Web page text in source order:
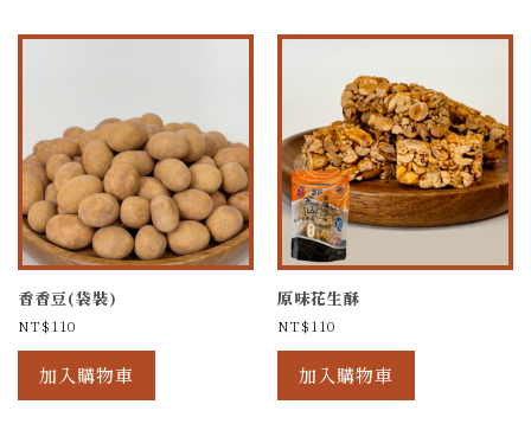
香香豆(袋裝)
NT$110
加入購物車
原味花生酥
NT$110
加入購物車